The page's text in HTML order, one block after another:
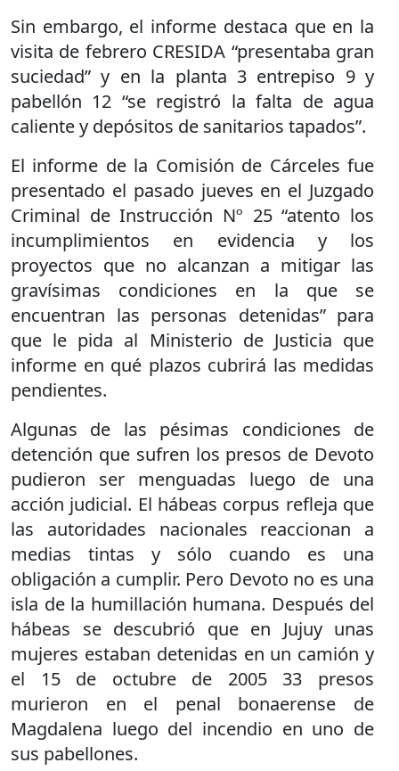
Sin embargo, el informe destaca que en la
visita de febrero CRESIDA “presentaba gran
suciedad” y en la planta 3 entrepiso 9 y
pabellón 12 “se registró la falta de agua
caliente y depósitos de sanitarios tapados”.
El informe de la Comisión de Cárceles fue
presentado el pasado jueves en el Juzgado
Criminal de Instrucción Nº 25 “atento los
incumplimientos en evidencia y los
proyectos que no alcanzan a mitigar las
gravísimas condiciones en la que se
encuentran las personas detenidas” para
que le pida al Ministerio de Justicia que
informe en qué plazos cubrirá las medidas
pendientes.
Algunas de las pésimas condiciones de
detención que sufren los presos de Devoto
pudieron ser menguadas luego de una
acción judicial. El hábeas corpus refleja que
las autoridades nacionales reaccionan a
medias tintas y sólo cuando es una
obligación a cumplir. Pero Devoto no es una
isla de la humillación humana. Después del
hábeas se descubrió que en Jujuy unas
mujeres estaban detenidas en un camión y
el 15 de octubre de 2005 33 presos
murieron en el penal bonaerense de
Magdalena luego del incendio en uno de
sus pabellones.